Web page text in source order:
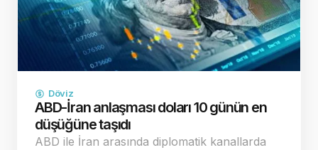
Döviz
ABD-İran anlaşması doları 10 günün en
düşüğüne taşıdı
ABD ile İran arasında diplomatik kanallarda